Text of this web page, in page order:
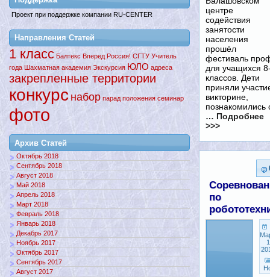
центре
содействия
занятости
населения
прошёл
фестиваль
для учащихся
классов. Дети
приняли
викторине,
познакомились
… Подробнее
>>>
по
Проект при поддержке компании RU-CENTER
Направления Статей
1 класс Балтекс Вперед Россия! СГТУ Учитель
года Шахматная академия Экскурсия ЮЛО адреса
закрепленные территории
конкурс набор парад положения семинар
фото
Архив Статей
Октябрь 2018
Сентябрь 2018
Август 2018
Май 2018
Апрель 2018
Март 2018
Февраль 2018
Январь 2018
Декабрь 2017
Ноябрь 2017
Октябрь 2017
Сентябрь 2017
Август 2017